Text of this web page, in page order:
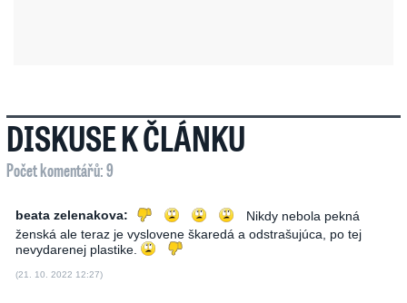
DISKUSE K ČLÁNKU
Počet komentářů: 9
beata zelenakova:
Nikdy nebola pekná
ženská ale teraz je vyslovene škaredá a odstrašujúca, po tej
nevydarenej plastike.
(21. 10. 2022 12:27)